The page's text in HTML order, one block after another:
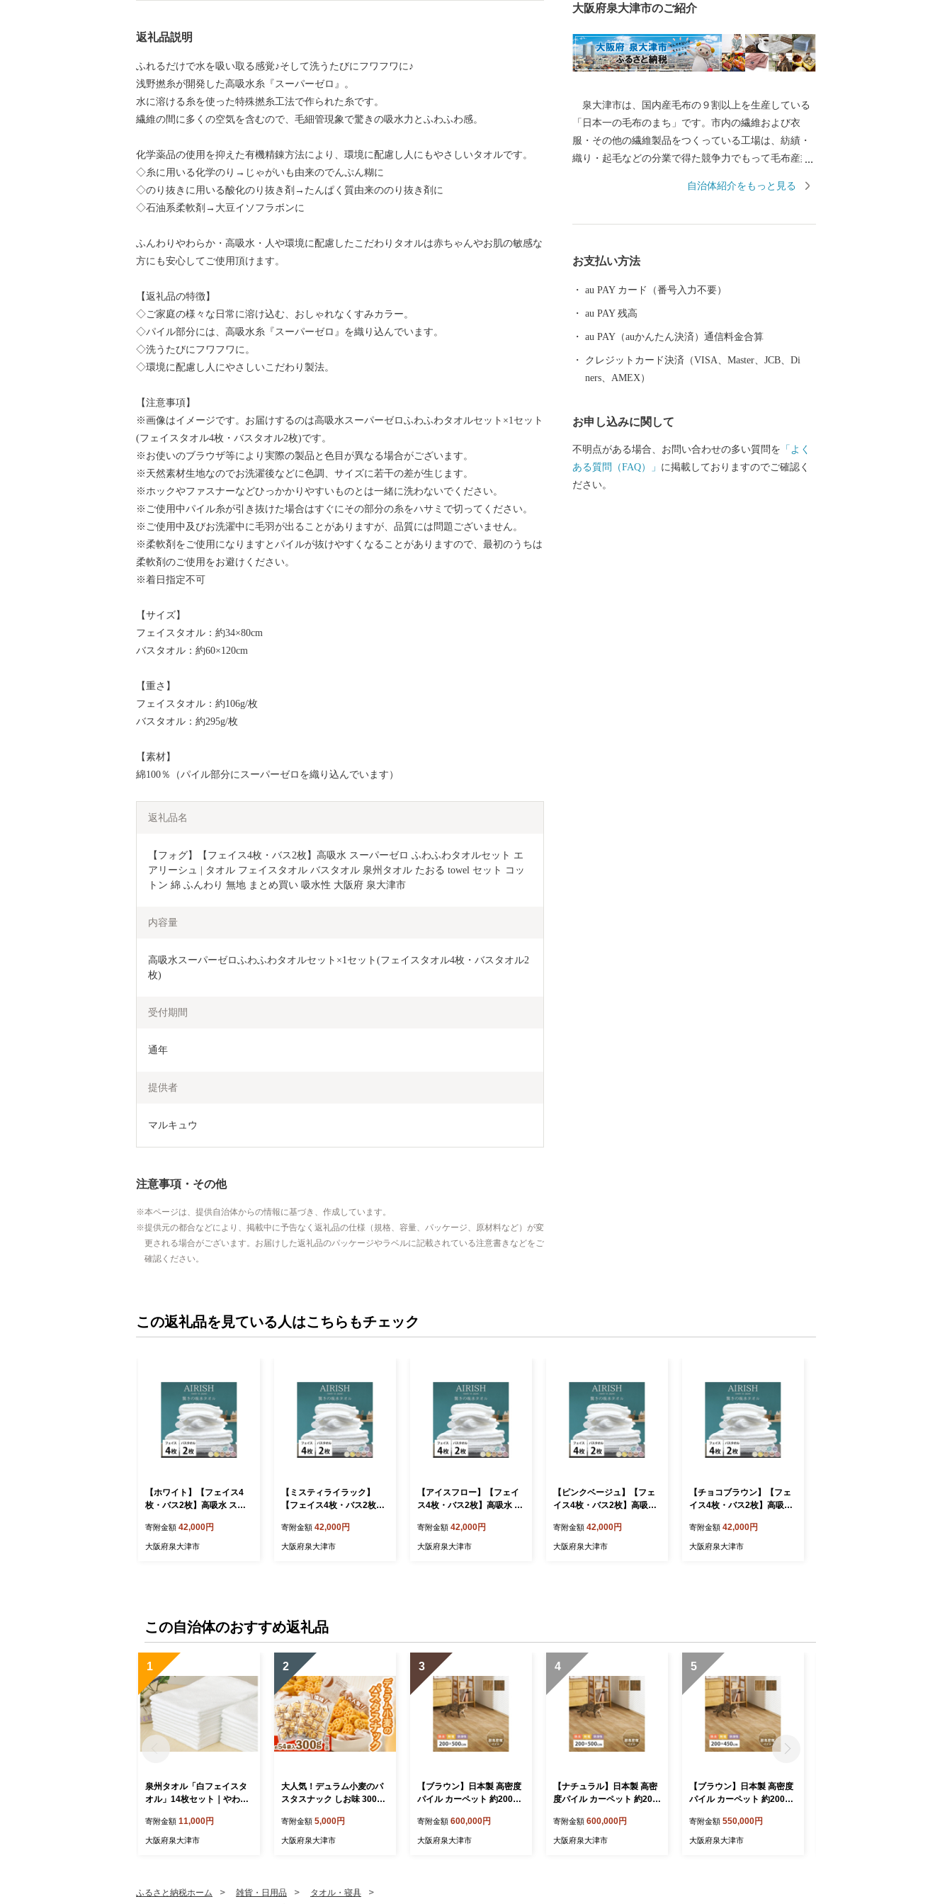
返礼品説明
ふれるだけで水を吸い取る感覚♪そして洗うたびにフワフワに♪
浅野撚糸が開発した高吸水糸『スーパーゼロ』。
水に溶ける糸を使った特殊撚糸工法で作られた糸です。
繊維の間に多くの空気を含むので、毛細管現象で驚きの吸水力とふわふわ感。
化学薬品の使用を抑えた有機精錬方法により、環境に配慮し人にもやさしいタオルです。
◇糸に用いる化学のり→じゃがいも由来のでんぷん糊に
◇のり抜きに用いる酸化のり抜き剤→たんぱく質由来ののり抜き剤に
◇石油系柔軟剤→大豆イソフラボンに
ふんわりやわらか・高吸水・人や環境に配慮したこだわりタオルは赤ちゃんやお肌の敏感な
方にも安心してご使用頂けます。
【返礼品の特徴】
◇ご家庭の様々な日常に溶け込む、おしゃれなくすみカラー。
◇パイル部分には、高吸水糸『スーパーゼロ』を織り込んでいます。
◇洗うたびにフワフワに。
◇環境に配慮し人にやさしいこだわり製法。
【注意事項】
※画像はイメージです。お届けするのは高吸水スーパーゼロふわふわタオルセット×1セット
(フェイスタオル4枚・バスタオル2枚)です。
※お使いのブラウザ等により実際の製品と色目が異なる場合がございます。
※天然素材生地なのでお洗濯後などに色調、サイズに若干の差が生じます。
※ホックやファスナーなどひっかかりやすいものとは一緒に洗わないでください。
※ご使用中パイル糸が引き抜けた場合はすぐにその部分の糸をハサミで切ってください。
※ご使用中及びお洗濯中に毛羽が出ることがありますが、品質には問題ございません。
※柔軟剤をご使用になりますとパイルが抜けやすくなることがありますので、最初のうちは
柔軟剤のご使用をお避けください。
※着日指定不可
【サイズ】
フェイスタオル：約34×80cm
バスタオル：約60×120cm
【重さ】
フェイスタオル：約106g/枚
バスタオル：約295g/枚
【素材】
綿100％（パイル部分にスーパーゼロを織り込んでいます）
返礼品名
【フォグ】【フェイス4枚・バス2枚】高吸水 スーパーゼロ ふわふわタオルセット エ
アリーシュ | タオル フェイスタオル バスタオル 泉州タオル たおる towel セット コッ
トン 綿 ふんわり 無地 まとめ買い 吸水性 大阪府 泉大津市
内容量
高吸水スーパーゼロふわふわタオルセット×1セット(フェイスタオル4枚・バスタオル2
枚)
受付期間
通年
提供者
マルキュウ
注意事項・その他
本ページは、提供自治体からの情報に基づき、作成しています。
提供元の都合などにより、掲載中に予告なく返礼品の仕様（規格、容量、パッケージ、原材料など）が変
更される場合がございます。お届けした返礼品のパッケージやラベルに記載されている注意書きなどをご
確認ください。
大阪府泉大津市のご紹介
泉大津市は、国内産毛布の９割以上を生産している
「日本一の毛布のまち」です。市内の繊維および衣
服・その他の繊維製品をつくっている工場は、紡績・
織り・起毛などの分業で得た競争力でもって毛布産業
く、奈良時代には府中におかれた国の役所の外港とし
昭和17年4月1日に市制を施行、泉大津市と改称。大
阪府の南部に位置し、北部・東部は高石市と和泉市、
す。西北部は大阪湾に面し、はるかに六甲山、淡路島
を望むことができます。市内全域がほぼ平坦で、市街
化区域になっています。
自治体紹介をもっと見る
お支払い方法
au PAY カード（番号入力不要）
au PAY 残高
au PAY（auかんたん決済）通信料金合算
クレジットカード決済（VISA、Master、JCB、Di
ners、AMEX）
お申し込みに関して
不明点がある場合、お問い合わせの多い質問を 「よく
ある質問（FAQ）」 に掲載しておりますのでご確認く
ださい。
この返礼品を見ている人はこちらもチェック
【ホワイト】【フェイス4
枚・バス2枚】高吸水 スー
ット エアリーシュ | タオル
フェイスタオル バスタオル
寄附金額 42,000円
大阪府泉大津市
【ミスティライラック】
【フェイス4枚・バス2枚】
わタオルセット エアリーシ
ュ | タオル フェイスタオル
寄附金額 42,000円
大阪府泉大津市
【アイスフロー】【フェイ
ス4枚・バス2枚】高吸水 ス
セット エアリーシュ | タオ
ル フェイスタオル バスタオ
寄附金額 42,000円
大阪府泉大津市
【ピンクベージュ】【フェ
イス4枚・バス2枚】高吸水
ルセット エアリーシュ | タ
オル フェイスタオル バスタ
寄附金額 42,000円
大阪府泉大津市
【チョコブラウン】【フェ
イス4枚・バス2枚】高吸水
ルセット エアリーシュ | タ
オル フェイスタオル バスタ
寄附金額 42,000円
大阪府泉大津市
この自治体のおすすめ返礼品
1
泉州タオル「白フェイスタ
オル」14枚セット｜やわら
吸水性 普段使い 泉州タオル
[3810]
寄附金額 11,000円
大阪府泉大津市
2
大人気！デュラム小麦のパ
スタスナック しお味 300g
ク菓子 個包装 パスタ スナ
ック 塩味 しお味 おやつ お
寄附金額 5,000円
大阪府泉大津市
3
【ブラウン】日本製 高密度
パイル カーペット 約200×5
00044017
寄附金額 600,000円
大阪府泉大津市
4
【ナチュラル】日本製 高密
度パイル カーペット 約200
調 700044007
寄附金額 600,000円
大阪府泉大津市
5
【ブラウン】日本製 高密度
パイル カーペット 約200×4
ーリング調 700044016
寄附金額 550,000円
大阪府泉大津市
ふるさと納税ホーム 雑貨・日用品
タオル・寝具